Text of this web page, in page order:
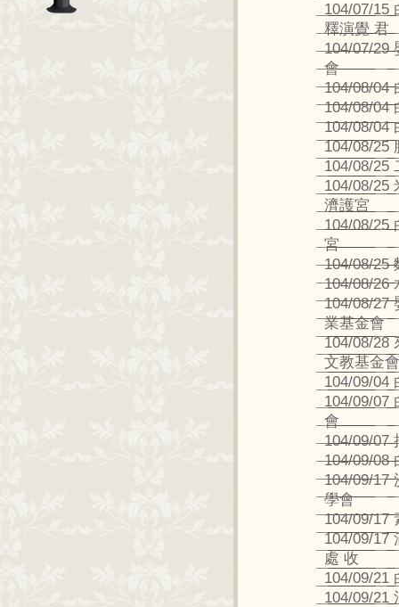
104/07/15
釋演覺 君
104/07/29
會
104/08/04
104/08/04
104/08/04
104/08/25
104/08/25
104/08/25
濟護宮
104/08/25
宮
104/08/25
104/08/26
104/08/27
業基金會
104/08/28
文教基金會
104/09/04
104/09/07
會
104/09/07
104/09/08
104/09/17
學會
104/09/17
104/09/17
處 收
104/09/21
104/09/21